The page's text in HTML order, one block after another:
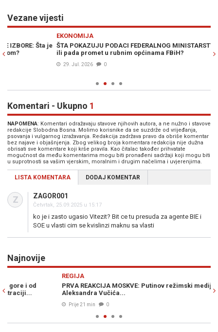
Vezane vijesti
ŠTA POKAZUJU PODACI FEDERALNOG MINISTARSTVA: Da li raste
ili pada promet u rubnim općinama FBiH?
0
Komentari - Ukupno 1
NAPOMENA: Komentari odražavaju stavove njihovih autora, a ne nužno i stavove
redakcije Slobodna Bosna. Molimo korisnike da se suzdrže od vrijeđanja,
psovanja i vulgarnog izražavanja. Redakcija zadržava pravo da obriše komentar
bez najave i objašnjenja. Zbog velikog broja komentara redakcija nije dužna
obrisati sve komentare koji krše pravila. Kao čitalac također prihvatate
mogućnost da među komentarima mogu biti pronađeni sadržaji koji mogu biti
u suprotnosti sa vašim vjerskim, moralnim i drugim načelima i uvjerenjima.
LISTA KOMENTARA DODAJ KOMENTAR
Z ZAGOR001
Četvrtak, 25.09.2025 u 15:17
ko je i zasto ugasio Vitezit? Bit ce tu presuda za agente BIE i
SOE u vlasti cim se kvislinzi maknu sa vlasti
Najnovije
PRVA REAKCIJA MOSKVE: Putinov režimski medij piše o izjavi
Aleksandra Vučića...